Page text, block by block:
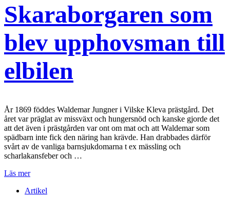
Skaraborgaren som
blev upphovsman till
elbilen
År 1869 föddes Waldemar Jungner i Vilske Kleva prästgård. Det
året var präglat av missväxt och hungersnöd och kanske gjorde det
att det även i prästgården var ont om mat och att Waldemar som
spädbarn inte fick den näring han krävde. Han drabbades därför
svårt av de vanliga barnsjukdomarna t ex mässling och
scharlakansfeber och …
Läs mer
Artikel